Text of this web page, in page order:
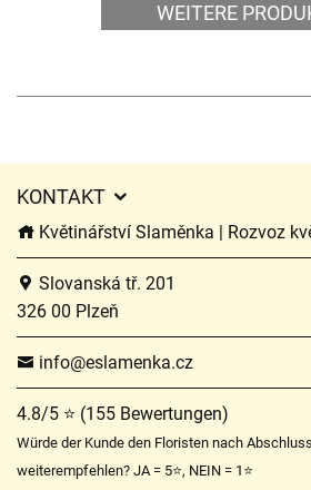
WEITERE
KONTAKT
Květinářství Slaměnka | Rozvoz
Slovanská tř. 201
326 00 Plzeň
info@eslamenka.cz
4.8/5 ⭐ (155 Bewertungen)
Würde der Kunde den Floristen nach
weiterempfehlen? JA = 5⭐, NEIN = 1⭐